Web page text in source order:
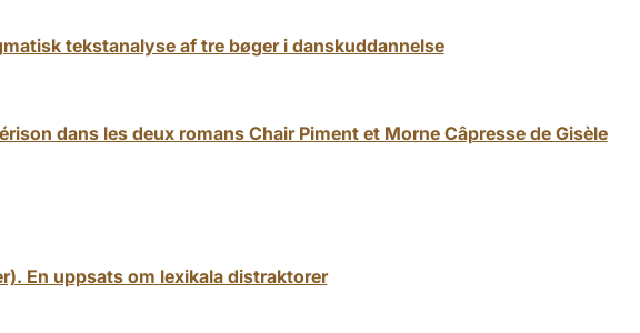
tekstanalyse af tre bøger i danskuddannelse
dans les deux romans Chair Piment et Morne Câpresse de Gisèle
En uppsats om lexikala distraktorer